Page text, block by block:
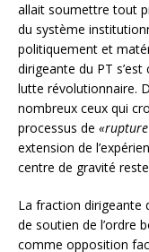
allait soumettre tout
du système
politiquement et
dirigeante du PT
lutte révolutionnaire.
nombreux ceux qui
processus de
extension de
centre de gravité
La fraction dirigeante
de soutien de l’ordre
comme opposition